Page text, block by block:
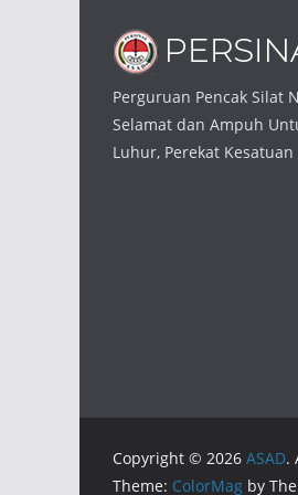
Perguruan Pencak Silat
Selamat dan Ampuh
Luhur, Perekat
Copyright © 2026 ASAD.
Theme: ColorMag by